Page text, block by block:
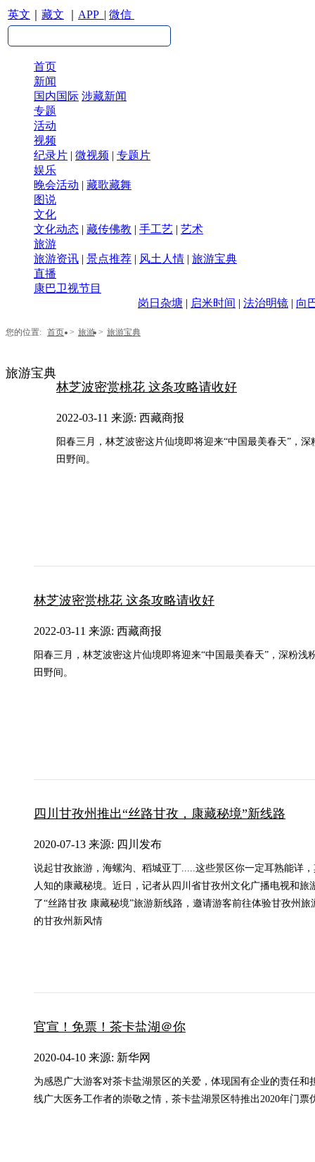
英文 藏文 APP | 微信
首页
新闻
国内国际 涉藏新闻
专题
活动
视频
纪录片 | 微视频 | 专题片
娱乐
晚会活动 | 藏歌藏舞
图说
文化
文化动态 | 藏传佛教 | 手工艺 | 艺术
旅游
旅游资讯 | 景点推荐 | 风土人情 | 旅游宝典
直播
康巴卫视节目
岗日杂塘 | 启米时间 | 法治明镜 | 向
您的位置: 首页 > 旅游 > 旅游宝典
旅游宝典
林芝波密赏桃花 这条攻略请收好
2022-03-11 来源: 西藏商报
阳春三月，林芝波密这片仙境即将迎来“中国最美春天”，
田野间。
林芝波密赏桃花 这条攻略请收好
2022-03-11 来源: 西藏商报
阳春三月，林芝波密这片仙境即将迎来“中国最美春天”，深粉浅
田野间。
四川甘孜州推出“丝路甘孜，康藏秘境”新线路
2020-07-13 来源: 四川发布
说起甘孜旅游，海螺沟、稻城亚丁.....这些景区你一定耳熟能详
人知的康藏秘境。近日，记者从四川省甘孜州文化广播电视和旅
了“丝路甘孜 康藏秘境”旅游新线路，邀请游客前往体验甘孜州
的甘孜州新风情
官宣！免票！茶卡盐湖＠你
2020-04-10 来源: 新华网
为感恩广大游客对茶卡盐湖景区的关爱，体现国有企业的责任和
线广大医务工作者的崇敬之情，茶卡盐湖景区特推出2020年门票